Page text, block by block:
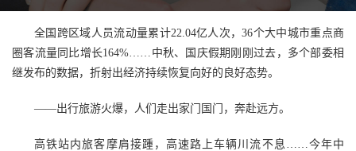
全国跨区域人员流动量累计22.04亿人次，36个大中城市重点商
圈客流量同比增长164%……中秋、国庆假期刚刚过去，多个部委相
继发布的数据，折射出经济持续恢复向好的良好态势。
——出行旅游火爆，人们走出家门国门，奔赴远方。
高铁站内旅客摩肩接踵，高速路上车辆川流不息……今年中